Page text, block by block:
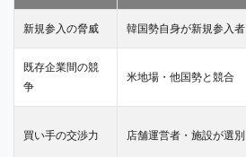
新規参入の脅威 韓国勢自身が新規参入者
既存企業間の競
争
米地場・他国勢と競合
買い手の交渉力 店舗運営者・施設が選別